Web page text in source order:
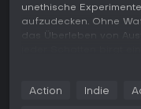
unethische
aufzudecken. Ohne
das Überleben von
atmosphärischen
Gameplay
Action Indie